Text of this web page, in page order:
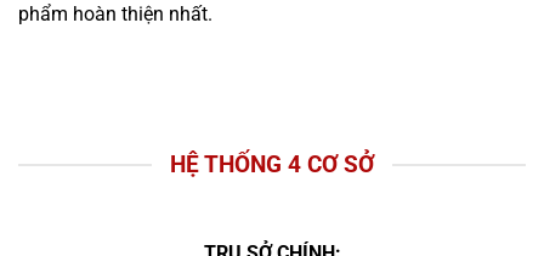
phẩm hoàn thiện nhất.
HỆ THỐNG 4 CƠ SỞ